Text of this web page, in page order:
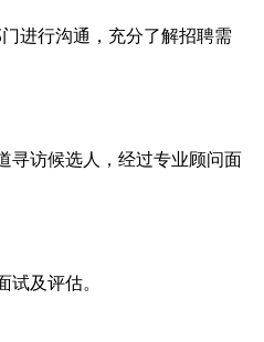
进行沟通，充分了解招聘需
寻访候选人，经过专业顾问面
试及评估。